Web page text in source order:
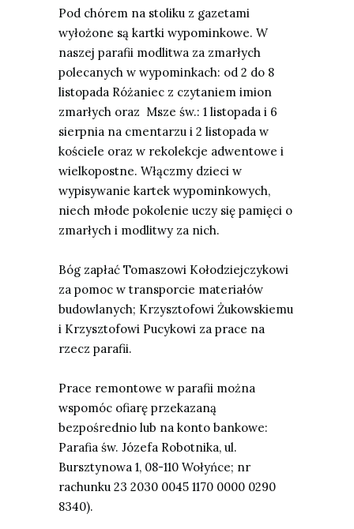
Pod chórem na stoliku z gazetami
wyłożone są kartki wypominkowe. W
naszej parafii modlitwa za zmarłych
polecanych w wypominkach: od 2 do 8
listopada Różaniec z czytaniem imion
zmarłych oraz Msze św.: 1 listopada i 6
sierpnia na cmentarzu i 2 listopada w
kościele oraz w rekolekcje adwentowe i
wielkopostne. Włączmy dzieci w
wypisywanie kartek wypominkowych,
niech młode pokolenie uczy się pamięci o
zmarłych i modlitwy za nich.
Bóg zapłać Tomaszowi Kołodziejczykowi
za pomoc w transporcie materiałów
budowlanych; Krzysztofowi Żukowskiemu
i Krzysztofowi Pucykowi za prace na
rzecz parafii.
Prace remontowe w parafii można
wspomóc ofiarę przekazaną
bezpośrednio lub na konto bankowe:
Parafia św. Józefa Robotnika, ul.
Bursztynowa 1, 08-110 Wołyńce; nr
rachunku 23 2030 0045 1170 0000 0290
8340).